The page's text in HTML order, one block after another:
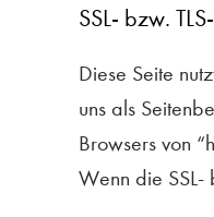
SSL- bzw.
Diese Seite
uns als
Browsers von
Wenn die SSL-